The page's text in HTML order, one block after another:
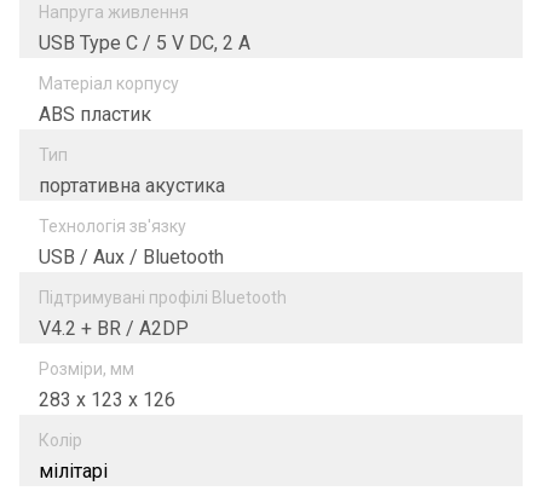
Напруга живлення
USB Type C / 5 V DC, 2 A
Матеріал корпусу
ABS пластик
Тип
портативна акустика
Технологія зв'язку
USB / Aux / Bluetooth
Підтримувані профілі Bluetooth
V4.2 + BR / A2DP
Розміри, мм
283 x 123 x 126
Колір
мілітарі